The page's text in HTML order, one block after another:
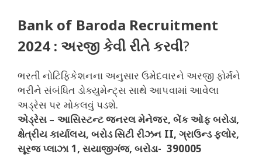
Bank of Baroda Recruitment
2024 : અરજી કેવી રીતે કરવી?
ભરતી નોટિફિકેશનના અનુસાર ઉમેદવારને અરજી ફોર્મને
ભરીને સંબંધિત ડોક્યુમેન્ટ્સ સાથે આપવામાં આવેલા
અડ્રેસ પર મોકલવું પડશે.
એડ્રેસ – આસિસ્ટન્ટ જનરલ મેનેજર, બેંક ઓફ બરોડા,
ક્ષેત્રીય કાર્યાલય, બરોડ સિટી રીઝન II, ગ્રાઉન્ડ ફ્લોર,
સૂરજ પ્લાઝા 1, સયાજીગંજ, બરોડા- 390005